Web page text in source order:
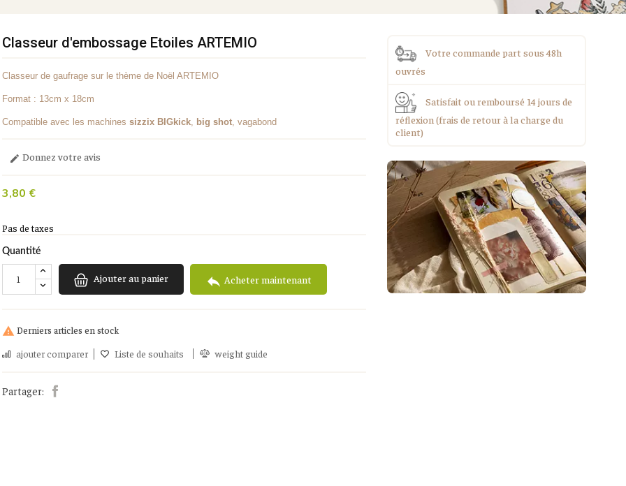
Classeur d'embossage Etoiles ARTEMIO
Classeur de gaufrage sur le thème de Noël ARTEMIO
Format : 13cm x 18cm
Compatible avec les machines sizzix BIGkick, big shot, vagabond
 Donnez votre avis
3,80 €
Pas de taxes
Quantité
Ajouter au panier  Acheter maintenant
 Derniers articles en stock
ajouter comparer Liste de souhaits weight guide
Partager:
Votre commande part sous 48h
ouvrés
Satisfait ou remboursé 14 jours de
réflexion (frais de retour à la charge du
client)